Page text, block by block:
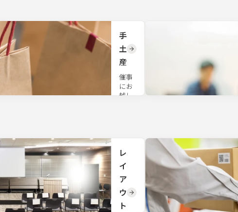
手
土
産
催事
にお
越し
者様
向け
の手
土
産・
贈答
品を
レ
イ
ア
ウ
ト